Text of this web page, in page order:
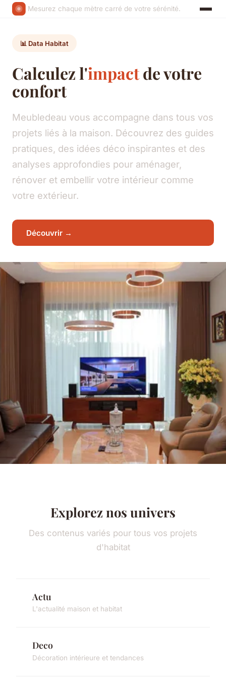
Mesurez chaque mètre carré de votre sérénité.
📊 Data Habitat
Calculez l'impactde votre
confort
Meubledeau vous accompagne dans tous vos
projets liés à la maison. Découvrez des guides
pratiques, des idées déco inspirantes et des
analyses approfondies pour aménager,
rénover et embellir votre intérieur comme
votre extérieur.
Découvrir →
Explorez nos univers
Des contenus variés pour tous vos projets
d'habitat
Actu
L'actualité maison et habitat
Deco
Décoration intérieure et tendances